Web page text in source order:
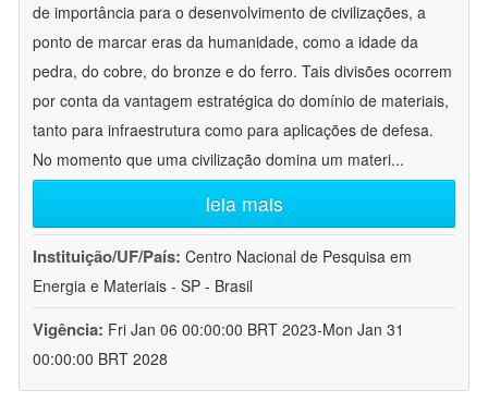
de importância para o desenvolvimento de civilizações, a
ponto de marcar eras da humanidade, como a idade da
pedra, do cobre, do bronze e do ferro. Tais divisões ocorrem
por conta da vantagem estratégica do domínio de materiais,
tanto para infraestrutura como para aplicações de defesa.
No momento que uma civilização domina um materi...
leia mais
Instituição/UF/País: Centro Nacional de Pesquisa em
Energia e Materiais - SP - Brasil
Vigência: Fri Jan 06 00:00:00 BRT 2023-Mon Jan 31
00:00:00 BRT 2028